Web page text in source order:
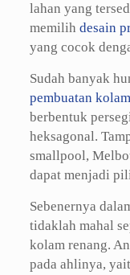
lahan yang
memilih desain
yang cocok
Sudah banyak
pembuatan
berbentuk
heksagonal.
smallpool,
dapat menjadi
Sebenernya
tidaklah mahal
kolam renang.
pada ahlinya,